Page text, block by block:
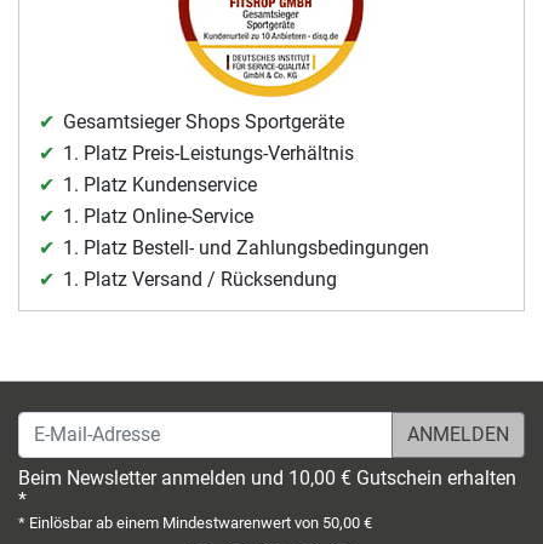
Gesamtsieger Shops Sportgeräte
1. Platz Preis-Leistungs-Verhältnis
1. Platz Kundenservice
1. Platz Online-Service
1. Platz Bestell- und Zahlungsbedingungen
1. Platz Versand / Rücksendung
E-Mail-Adresse
Beim Newsletter anmelden und 10,00 € Gutschein erhalten
*
* Einlösbar ab einem Mindestwarenwert von 50,00 €